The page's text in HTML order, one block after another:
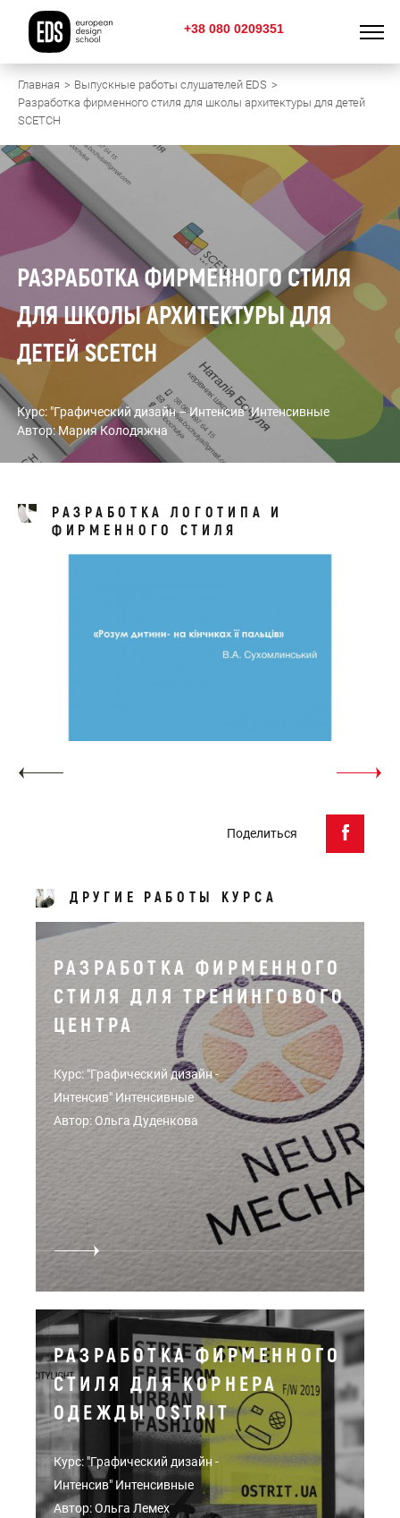
+38 080 0209351
Главная
Выпускные работы слушателей EDS
Разработка фирменного стиля для школы архитектуры для детей
SCETCH
РАЗРАБОТКА ФИРМЕННОГО СТИЛЯ
ДЛЯ ШКОЛЫ АРХИТЕКТУРЫ ДЛЯ
ДЕТЕЙ SCETCH
Курс: "Графический дизайн – Интенсив" Интенсивные
Автор: Мария Колодяжна
РАЗРАБОТКА ЛОГОТИПА И
ФИРМЕННОГО СТИЛЯ
Поделиться
ДРУГИЕ РАБОТЫ КУРСА
РАЗРАБОТКА ФИРМЕННОГО
СТИЛЯ ДЛЯ ТРЕНИНГОВОГО
ЦЕНТРА
Курс: "Графический дизайн -
Интенсив" Интенсивные
Автор: Ольга Дуденкова
РАЗРАБОТКА ФИРМЕННОГО
СТИЛЯ ДЛЯ КОРНЕРА
ОДЕЖДЫ OSTRIT
Курс: "Графический дизайн -
Интенсив" Интенсивные
Автор: Ольга Лемех